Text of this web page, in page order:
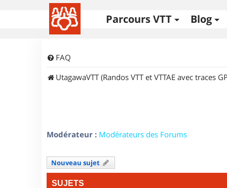
Parcours VTT Blog
FAQ
UtagawaVTT (Randos VTT et VTTAE avec traces
Modérateur : Modérateurs des Forums
Nouveau sujet
SUJETS